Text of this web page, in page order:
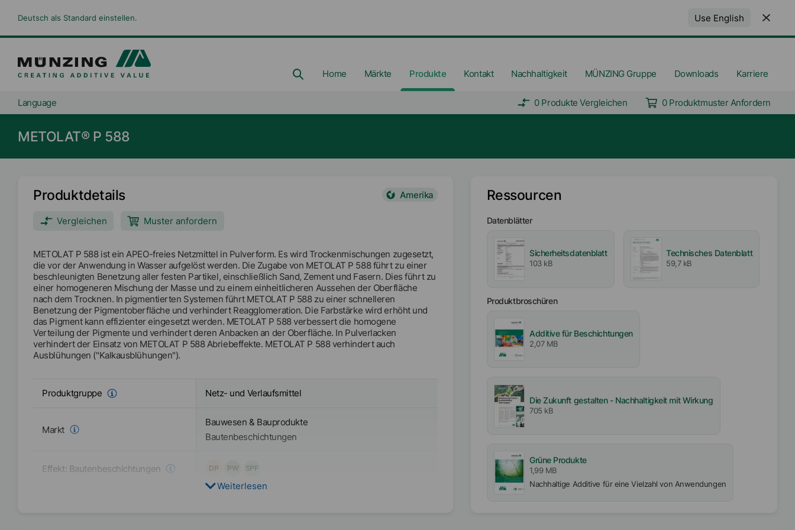
Deutsch als Standard einstellen. Use English
Home Märkte Produkte Kontakt Nachhaltigkeit MÜNZING Gruppe Downloads Karriere
Language 0 Produkte Vergleichen 0 Produktmuster Anfordern
METOLAT® P 588
Amerika
Produktdetails
Vergleichen Muster anfordern
METOLAT P 588 ist ein APEO-freies Netzmittel in Pulverform. Es wird Trockenmischungen zugesetzt,
die vor der Anwendung in Wasser aufgelöst werden. Die Zugabe von METOLAT P 588 führt zu einer
beschleunigten Benetzung aller festen Partikel, einschließlich Sand, Zement und Fasern. Dies führt zu
einer homogeneren Mischung der Masse und zu einem einheitlicheren Aussehen der Oberfläche
nach dem Trocknen. In pigmentierten Systemen führt METOLAT P 588 zu einer schnelleren
Benetzung der Pigmentoberfläche und verhindert Reagglomeration. Die Farbstärke wird erhöht und
das Pigment kann effizienter eingesetzt werden. METOLAT P 588 verbessert die homogene
Verteilung der Pigmente und verhindert deren Anbacken an der Oberfläche. In Pulverlacken
verhindert der Einsatz von METOLAT P 588 Abriebeffekte. METOLAT P 588 verhindert auch
Ausblühungen ("Kalkausblühungen").
Produktgruppe Netz- und Verlaufsmittel
Markt
Bauwesen & Bauprodukte
Bautenbeschichtungen
Effekt: Bautenbeschichtungen DP PW SPF
Weiterlesen
Ressourcen
Datenblätter
Sicherheitsdatenblatt
103 kB
Technisches Datenblatt
59,7 kB
Produktbroschüren
Additive für Beschichtungen
2,07 MB
Die Zukunft gestalten - Nachhaltigkeit mit Wirkung
705 kB
Grüne Produkte
1,99 MB
Nachhaltige Additive für eine Vielzahl von Anwendungen